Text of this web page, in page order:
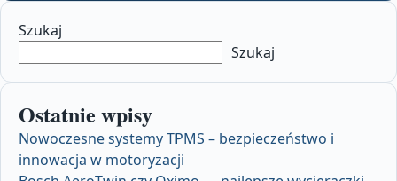
Szukaj
Szukaj
Ostatnie wpisy
Nowoczesne systemy TPMS – bezpieczeństwo i
innowacja w motoryzacji